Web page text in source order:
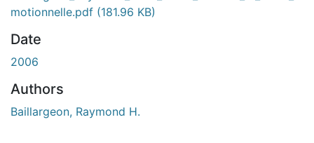
motionnelle.pdf (181.96 KB)
Date
2006
Authors
Baillargeon, Raymond H.